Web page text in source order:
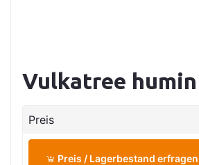
Vulkatree
Preis
Preis / Lagerbestand erfragen